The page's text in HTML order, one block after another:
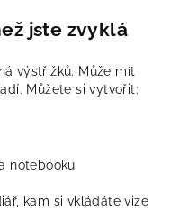
jste zvyklá
výstřižků. Může mít
Můžete si vytvořit:
notebooku
kam si vkládáte vize